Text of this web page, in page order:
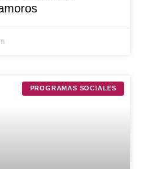
PROGRAMAS SOCIALES